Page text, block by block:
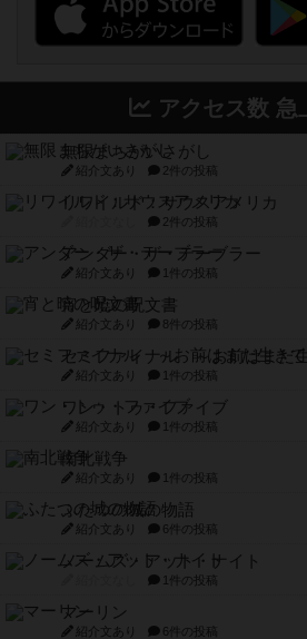
アクセス数 急
無限まちがいさがし
紹介文あり 2件の投稿
リワイルド：サウスアメリカ
2件の投稿
アンダー・ザ・テーブラー
紹介文あり 1件の投稿
宵と暁の呪文書
紹介文あり 8件の投稿
セミファイナル ～お前はまだ
紹介文あり 1件の投稿
ワン・トゥ・ファイブ
紹介文あり 1件の投稿
南北戦争
紹介文あり 1件の投稿
ふたつの城の物語
紹介文あり 6件の投稿
ノームズ・アット・ナイト
1件の投稿
マーリン
紹介文あり 6件の投稿